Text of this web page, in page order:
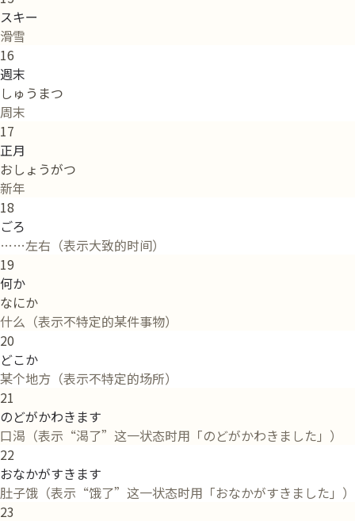
スキー
滑雪
16
週末
しゅうまつ
周末
17
正月
おしょうがつ
新年
18
ごろ
……左右（表示大致的时间）
19
何か
なにか
什么（表示不特定的某件事物）
20
どこか
某个地方（表示不特定的场所）
21
のどがかわきます
口渴（表示“渴了”这一状态时用「のどがかわきました」）
22
おなかがすきます
肚子饿（表示“饿了”这一状态时用「おなかがすきました」）
23